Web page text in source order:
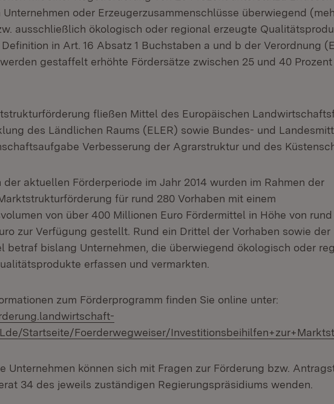
oder Erzeugerzusammenschlüsse überwiegend
ausschließlich ökologisch oder regional erzeugte
in Art. 16 Absatz 1 Buchstaben a und b der Verordnung
werden gestaffelt erhöhte Fördersätze zwischen 25 und 40 Prozent
fließen Mittel des Europäischen
des Ländlichen Raums (ELER) sowie Bundes- und
Verbesserung der Agrarstruktur und des
der aktuellen Förderperiode im Jahr 2014 wurden im Rahmen der
für rund 280 Vorhaben mit einem
von über 400 Millionen Euro Fördermittel in Höhe von
zur Verfügung gestellt. Rund ein Drittel der Vorhaben sowie der
betraf bislang Unternehmen, die überwiegend ökologisch oder
erfassen und vermarkten.
zum Förderprogramm finden Sie online unter:
Startseite/Foerderwegweiser/
Unternehmen können sich mit Fragen zur Förderung bzw.
34 des jeweils zuständigen Regierungspräsidiums wenden.